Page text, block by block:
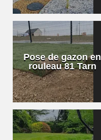
Pose de gazon en
rouleau 81 Tarn